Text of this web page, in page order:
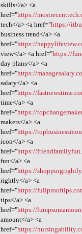
skills</a> <a
href="https://
tech</a> <a href="https://
business trend</a> <a
href="https://
view</a> <a href="https://
day plans</a> <a
href="https://
salary</a> <a
href="https://
time</a> <a
href="https://
makers</a> <a
href="https://
icon</a> <a
href="https://
fun</a> <a
href="https://
rightly</a> <a
href="https://
tips</a> <a
href="https://
amount</a> <a
href="https://